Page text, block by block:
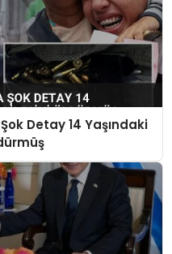
Detay 14 Yaşındaki